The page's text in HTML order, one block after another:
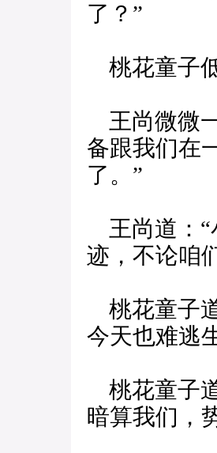
了？”
桃花童子
王尚微微
备跟我们在
了。”
王尚道：“
迹，不论咱
桃花童子
今天也难逃
桃花童子
暗算我们，